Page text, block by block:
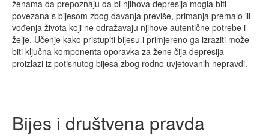
ženama da prepoznaju da bi njihova depresija mogla biti
povezana s bijesom zbog davanja previše, primanja premalo ili
vođenja života koji ne odražavaju njihove autentične potrebe i
želje. Učenje kako pristupiti bijesu i primjereno ga izraziti može
biti ključna komponenta oporavka za žene čija depresija
proizlazi iz potisnutog bijesa zbog rodno uvjetovanih nepravdi.
Bijes i društvena pravda